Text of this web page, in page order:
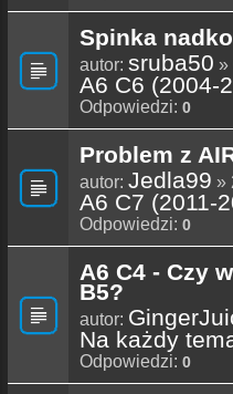
Spinka
autor: sruba50 »
A6 C6 (2004-
Odpowiedzi: 0
Problem z
autor: Jedla99 »
A6 C7 (2011-
Odpowiedzi: 0
A6 C4 - Czy
B5?
autor:
Na każdy
Odpowiedzi: 0